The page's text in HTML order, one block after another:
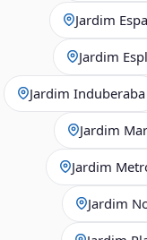
Jardim
Jardim
Jardim Induberaba
Jardim
Jardim
Jardim